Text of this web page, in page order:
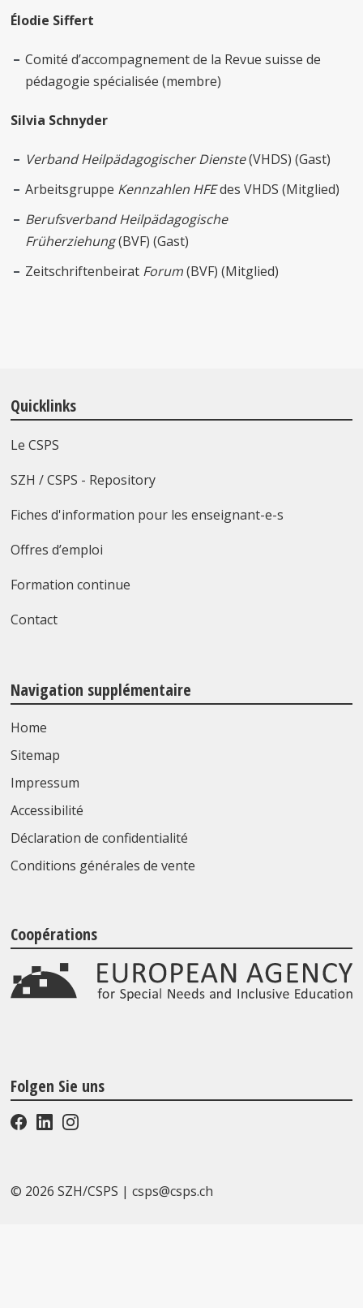
Élodie Siffert
Comité d’accompagnement de la Revue suisse de
pédagogie spécialisée (membre)
Silvia Schnyder
Verband Heilpädagogischer Dienste(VHDS) (Gast)
Arbeitsgruppe Kennzahlen HFEdes VHDS (Mitglied)
Berufsverband Heilpädagogische
Früherziehung(BVF) (Gast)
Zeitschriftenbeirat Forum(BVF) (Mitglied)
Quicklinks
Le CSPS
SZH / CSPS - Repository
Fiches d'information pour les enseignant-e-s
Offres d’emploi
Formation continue
Contact
Navigation supplémentaire
Home
Sitemap
Impressum
Accessibilité
Déclaration de confidentialité
Conditions générales de vente
Coopérations
Folgen Sie uns
© 2026 SZH/CSPS |csps@csps.ch